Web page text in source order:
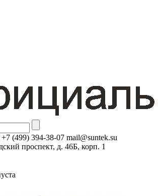
(499) 394-38-07 mail@suntek.su
проспект, д. 46Б, корп. 1